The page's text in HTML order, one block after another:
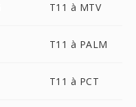
T11 à MTV
T11 à PALM
T11 à PCT